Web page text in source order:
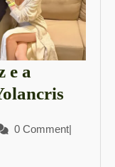
e a
Pérez
0 Comment|